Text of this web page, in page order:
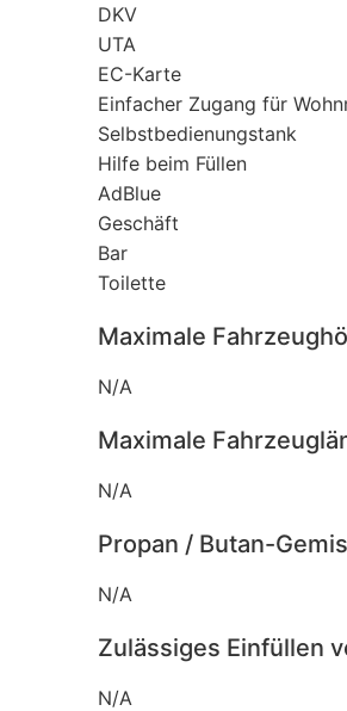
DKV
UTA
EC-Karte
Einfacher Zugang für
Selbstbedienungstank
Hilfe beim Füllen
AdBlue
Geschäft
Bar
Toilette
Maximale
N/A
Maximale
N/A
Propan / Butan-
N/A
Zulässiges Einfüllen
N/A